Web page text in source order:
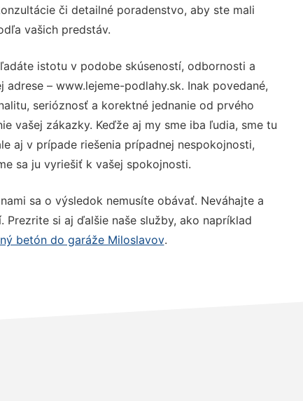
či detailné poradenstvo, aby ste mali
vašich predstáv.
istotu v podobe skúseností, odbornosti a
– www.lejeme-podlahy.sk. Inak povedané,
serióznosť a korektné jednanie od prvého
vašej zákazky. Keďže aj my sme iba ľudia, sme tu
aj v prípade riešenia prípadnej nespokojnosti,
sa ju vyriešiť k vašej spokojnosti.
sa o výsledok nemusíte obávať. Neváhajte a
si aj ďalšie naše služby, ako napríklad
betón do garáže Miloslavov.